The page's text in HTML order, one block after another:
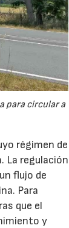
para circular a
régimen de
La regulación
flujo de
Para
que el
y